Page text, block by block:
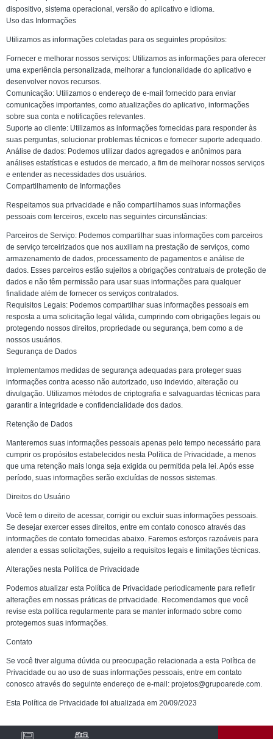
dispositivo, sistema operacional, versão do aplicativo e idioma.
Uso das Informações
Utilizamos as informações coletadas para os seguintes propósitos:
Fornecer e melhorar nossos serviços: Utilizamos as informações para oferecer
uma experiência personalizada, melhorar a funcionalidade do aplicativo e
desenvolver novos recursos.
Comunicação: Utilizamos o endereço de e-mail fornecido para enviar
comunicações importantes, como atualizações do aplicativo, informações
sobre sua conta e notificações relevantes.
Suporte ao cliente: Utilizamos as informações fornecidas para responder às
suas perguntas, solucionar problemas técnicos e fornecer suporte adequado.
Análise de dados: Podemos utilizar dados agregados e anônimos para
análises estatísticas e estudos de mercado, a fim de melhorar nossos serviços
e entender as necessidades dos usuários.
Compartilhamento de Informações
Respeitamos sua privacidade e não compartilhamos suas informações
pessoais com terceiros, exceto nas seguintes circunstâncias:
Parceiros de Serviço: Podemos compartilhar suas informações com parceiros
de serviço terceirizados que nos auxiliam na prestação de serviços, como
armazenamento de dados, processamento de pagamentos e análise de
dados. Esses parceiros estão sujeitos a obrigações contratuais de proteção de
dados e não têm permissão para usar suas informações para qualquer
finalidade além de fornecer os serviços contratados.
Requisitos Legais: Podemos compartilhar suas informações pessoais em
resposta a uma solicitação legal válida, cumprindo com obrigações legais ou
protegendo nossos direitos, propriedade ou segurança, bem como a de
nossos usuários.
Segurança de Dados
Implementamos medidas de segurança adequadas para proteger suas
informações contra acesso não autorizado, uso indevido, alteração ou
divulgação. Utilizamos métodos de criptografia e salvaguardas técnicas para
garantir a integridade e confidencialidade dos dados.
Retenção de Dados
Manteremos suas informações pessoais apenas pelo tempo necessário para
cumprir os propósitos estabelecidos nesta Política de Privacidade, a menos
que uma retenção mais longa seja exigida ou permitida pela lei. Após esse
período, suas informações serão excluídas de nossos sistemas.
Direitos do Usuário
Você tem o direito de acessar, corrigir ou excluir suas informações pessoais.
Se desejar exercer esses direitos, entre em contato conosco através das
informações de contato fornecidas abaixo. Faremos esforços razoáveis para
atender a essas solicitações, sujeito a requisitos legais e limitações técnicas.
Alterações nesta Política de Privacidade
Podemos atualizar esta Política de Privacidade periodicamente para refletir
alterações em nossas práticas de privacidade. Recomendamos que você
revise esta política regularmente para se manter informado sobre como
protegemos suas informações.
Contato
Se você tiver alguma dúvida ou preocupação relacionada a esta Política de
Privacidade ou ao uso de suas informações pessoais, entre em contato
conosco através do seguinte endereço de e-mail: projetos@grupoarede.com.
Esta Política de Privacidade foi atualizada em 20/09/2023